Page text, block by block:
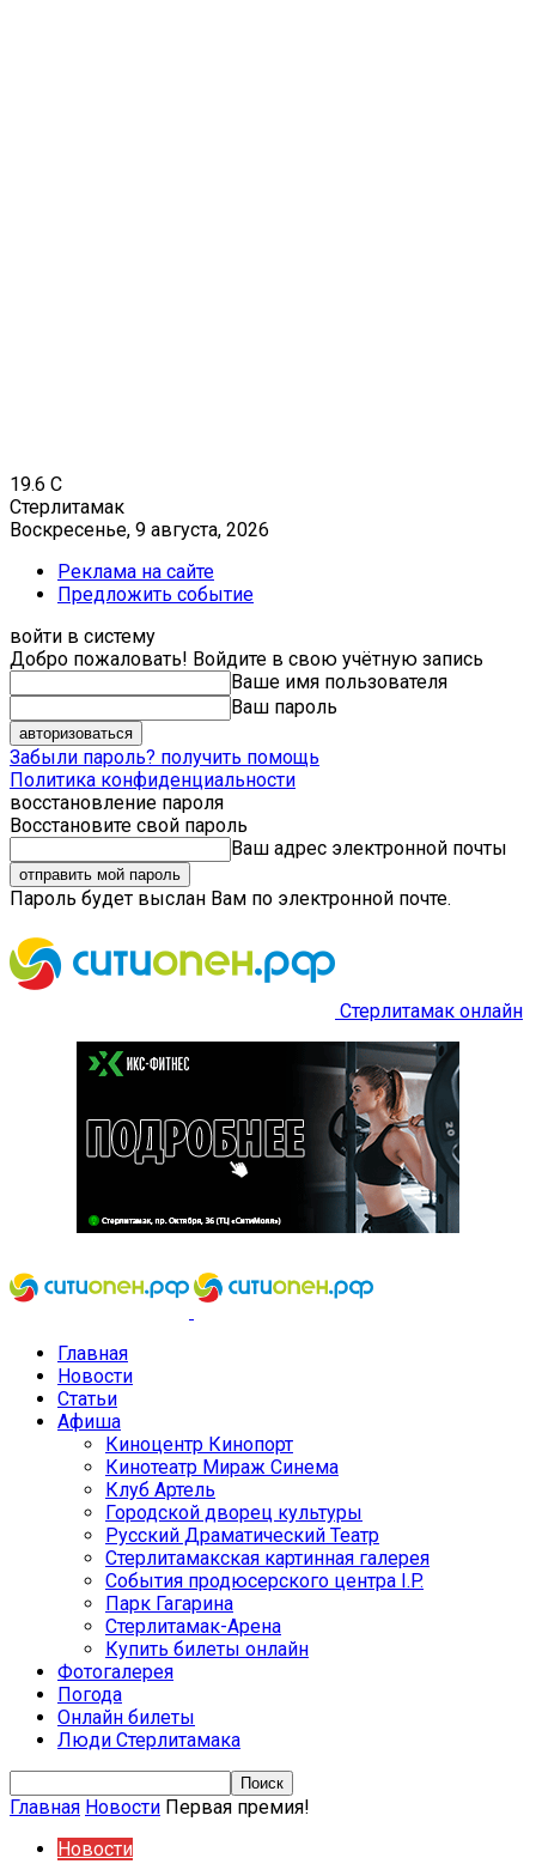
19.6 C
Стерлитамак
Воскресенье, 9 августа, 2026
Реклама на сайте
Предложить событие
войти в систему
Добро пожаловать! Войдите в свою учётную запись
Ваше имя пользователя
Ваш пароль
Забыли пароль? получить помощь
Политика конфиденциальности
восстановление пароля
Восстановите свой пароль
Ваш адрес электронной почты
Пароль будет выслан Вам по электронной почте.
Стерлитамак онлайн
Главная
Новости
Статьи
Афиша
Киноцентр Кинопорт
Кинотеатр Мираж Синема
Клуб Артель
Городской дворец культуры
Русский Драматический Театр
Стерлитамакская картинная галерея
События продюсерского центра I.P.
Парк Гагарина
Стерлитамак-Арена
Купить билеты онлайн
Фотогалерея
Погода
Онлайн билеты
Люди Стерлитамака
Главная Новости Первая премия!
Новости